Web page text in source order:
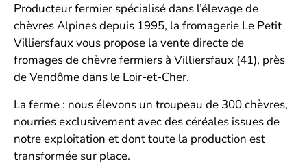
Producteur fermier spécialisé dans l’élevage de
chèvres Alpines depuis 1995, la fromagerie Le Petit
Villiersfaux vous propose la vente directe de
fromages de chèvre fermiers à Villiersfaux (41), près
de Vendôme dans le Loir-et-Cher.
La ferme : nous élevons un troupeau de 300 chèvres,
nourries exclusivement avec des céréales issues de
notre exploitation et dont toute la production est
transformée sur place.